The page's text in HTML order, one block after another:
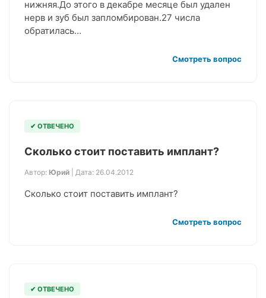
нижняя.До этого в декабре месяце был удален
нерв и зуб был запломбирован.27 числа
обратилась…
Смотреть вопрос
✔ ОТВЕЧЕНО
Сколько стоит поставить имплант?
Автор: Юрий | Дата: 26.04.2012
Сколько стоит поставить имплант?
Смотреть вопрос
✔ ОТВЕЧЕНО